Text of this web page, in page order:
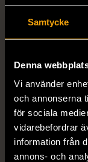
Samtycke
Denna
Vi använder
och annonserna
för sociala
vidarebefordrar
information från
annons- och
1/5
DRESSMANN
Dressmann -
Kostymbyxor
pressveck
Gott skick